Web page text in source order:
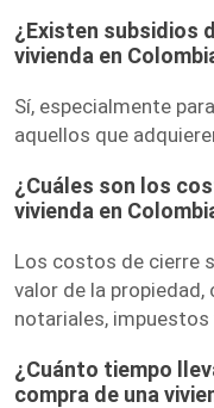
¿Existen subsidios
vivienda en
Sí, especialmente
aquellos que
¿Cuáles son los
vivienda en
Los costos de cierre
valor de la
notariales, impuestos
¿Cuánto tiempo
compra de una